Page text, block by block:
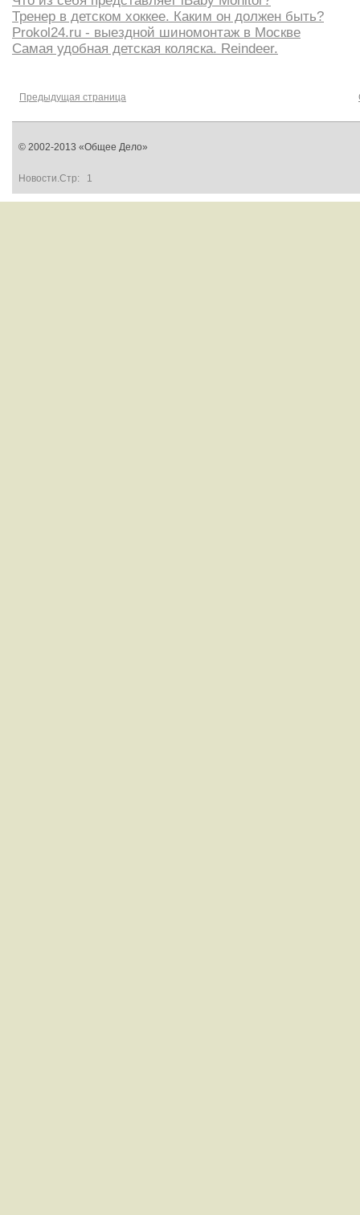
Тренер в детском хоккее. Каким он должен быть?
Рrokol24.ru - выездной шиномонтаж в Москве
Самая удобная детская коляска. Reindeer.
Предыдущая страница
© 2002-2013 «Общее Дело»
Новости.Стр: 1